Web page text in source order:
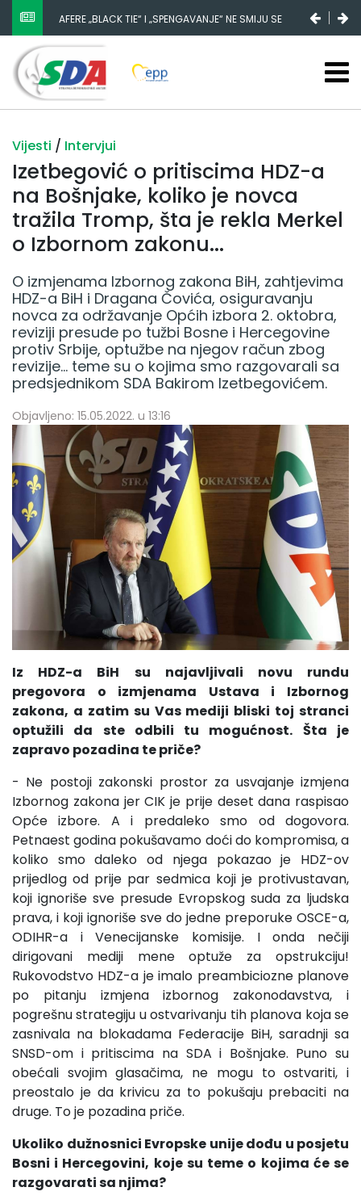
AFERE „BLACK TIE“ I „SPENGAVANJE“ NE SMIJU SE
ZATAŠKATI
NESTANAK 780.000 EURA IZ IGMANA NE MOŽE BITI
SLUČAJNI PREVID, ODGOVORNOST MORAJU SNOSITI
VLADA FBIH I NJENI KADROVI
Vijesti / Intervjui
Izetbegović o pritiscima HDZ-a
na Bošnjake, koliko je novca
tražila Tromp, šta je rekla Merkel
o Izbornom zakonu...
O izmjenama Izbornog zakona BiH, zahtjevima
HDZ-a BiH i Dragana Čovića, osiguravanju
novca za održavanje Općih izbora 2. oktobra,
reviziji presude po tužbi Bosne i Hercegovine
protiv Srbije, optužbe na njegov račun zbog
revizije... teme su o kojima smo razgovarali sa
predsjednikom SDA Bakirom Izetbegovićem.
Objavljeno: 15.05.2022. u 13:16
Iz HDZ-a BiH su najavljivali novu rundu
pregovora o izmjenama Ustava i Izbornog
zakona, a zatim su Vas mediji bliski toj stranci
optužili da ste odbili tu mogućnost. Šta je
zapravo pozadina te priče?
- Ne postoji zakonski prostor za usvajanje izmjena
Izbornog zakona jer CIK je prije deset dana raspisao
Opće izbore. A i predaleko smo od dogovora.
Petnaest godina pokušavamo doći do kompromisa, a
koliko smo daleko od njega pokazao je HDZ-ov
prijedlog od prije par sedmica koji je protivustavan,
koji ignoriše sve presude Evropskog suda za ljudska
prava, i koji ignoriše sve do jedne preporuke OSCE-a,
ODIHR-a i Venecijanske komisije. I onda nečiji
dirigovani mediji mene optuže za opstrukciju!
Rukovodstvo HDZ-a je imalo preambiciozne planove
po pitanju izmjena izbornog zakonodavstva, i
pogrešnu strategiju u ostvarivanju tih planova koja se
zasnivala na blokadama Federacije BiH, saradnji sa
SNSD-om i pritiscima na SDA i Bošnjake. Puno su
obećali svojim glasačima, ne mogu to ostvariti, i
preostalo je da krivicu za to pokušaju prebaciti na
druge. To je pozadina priče.
Ukoliko dužnosnici Evropske unije dođu u posjetu
Bosni i Hercegovini, koje su teme o kojima će se
razgovarati sa njima?